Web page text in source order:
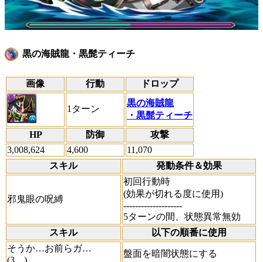
黒の海賊龍・黒髭ティーチ
画像 行動 ドロップ
1ターン
黒の海賊龍
・黒髭ティーチ
HP
防御
攻撃
3,008,624
4,600
11,070
スキル
発動条件＆効果
邪鬼眼の呪縛
初回行動時
(効果が切れる度に使用)
--------------------
5ターンの間、状態異常無効
スキル
以下の順番に使用
そうか…お前らガ…
(3…)
盤面を暗闇状態にする